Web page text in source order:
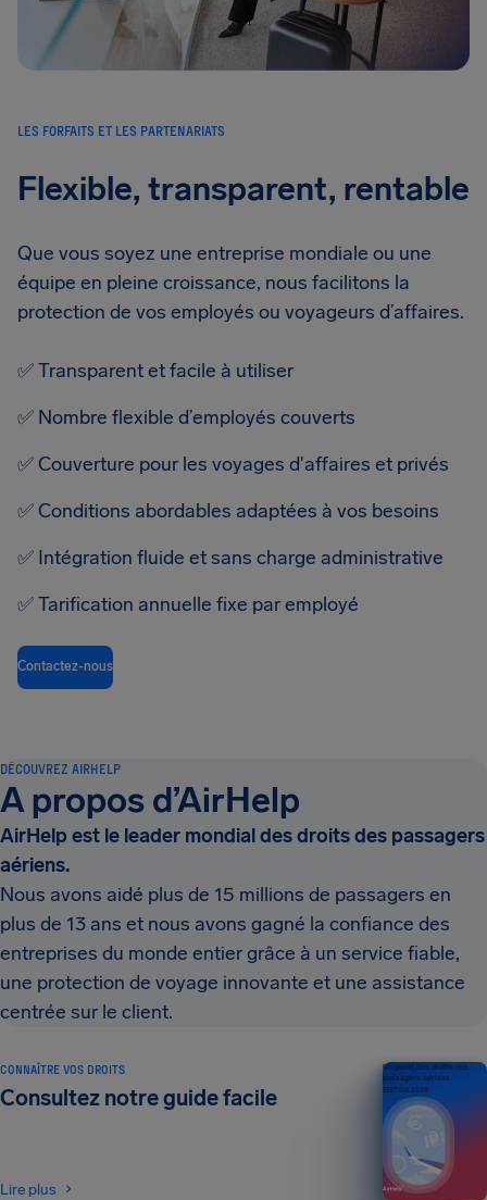
LES FORFAITS ET LES PARTENARIATS
Flexible, transparent, rentable
Que vous soyez une entreprise mondiale ou une
équipe en pleine croissance, nous facilitons la
protection de vos employés ou voyageurs d’affaires.
✅Transparent et facile à utiliser
✅ Nombre flexible d’employés couverts
✅Couverture pour les voyages d'affaires et privés
✅Conditions abordables adaptées à vos besoins
✅ Intégration fluide et sans charge administrative
✅Tarification annuelle fixe par employé
Contactez-nous
DÉCOUVREZ AIRHELP
A propos d’AirHelp
AirHelp est le leader mondial des droits des passagers
aériens.
Nous avons aidé plus de 15 millions de passagers en
plus de 13 ans et nous avons gagné la confiance des
entreprises du monde entier grâce à un service fiable,
une protection de voyage innovante et une assistance
centrée sur le client.
CONNAÎTRE VOS DROITS
Consultez notre guide facile
Lire plus
Un guide des droits des
passagers aériens
ÉDITION 2026